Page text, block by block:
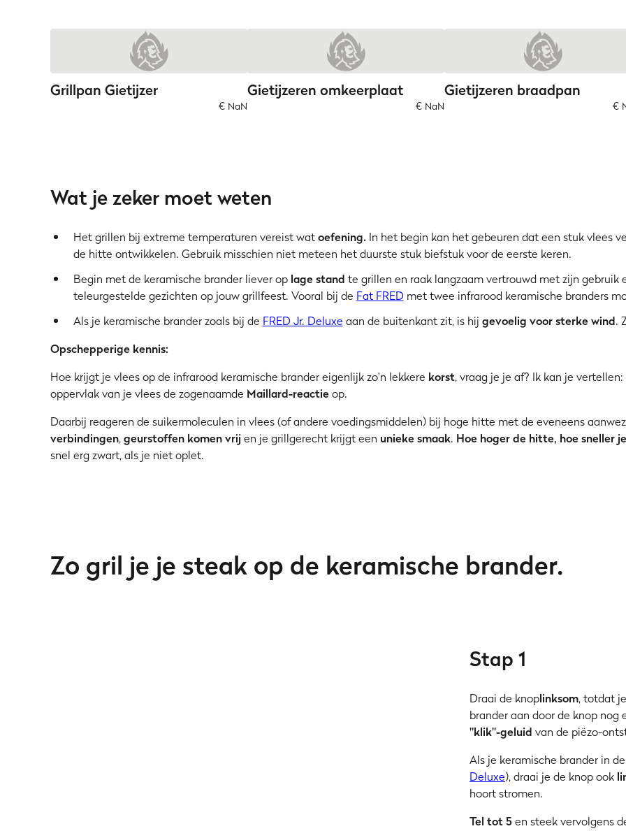
Grillpan Gietijzer
€ NaN
Gietijzeren omkeerplaat
€ NaN
Gietijzeren braadpan
€
Wat je zeker moet weten
Het grillen bij extreme temperaturen vereist watoefening.In het begin kan het gebeuren dat een stuk vlees
de hitte ontwikkelen. Gebruik misschien niet meteen het duurste stuk biefstuk voor de eerste keren.
Begin met de keramische brander liever op lage stand te grillen en raak langzaam vertrouwd met zijn
teleurgestelde gezichten op jouw grillfeest. Vooral bij de Fat FRED met twee infrarood keramische branders
Als je keramische brander zoals bij de FRED Jr. Deluxe aan de buitenkant zit, is hij gevoelig voor sterke wind.
Opschepperige kennis:
Hoe krijgt je vlees op de infrarood keramische brander eigenlijk zo'n lekkere korst, vraag je je af? Ik kan je
oppervlak van je vlees de zogenaamde Maillard-reactieop.
Daarbij reageren de suikermoleculen in vlees (of andere voedingsmiddelen) bij hoge hitte met de eveneens
verbindingen,geurstoffen komen vrijen je grillgerecht krijgt een unieke smaak. Hoe hoger de hitte, hoe sneller
snel erg zwart, als je niet oplet.
Zo gril je je steak op de keramische brander.
Stap 1
Draai de knoplinksom, totdat
brander aan door de knop nog
"klik"-geluid van de piëzo-
Als je keramische brander in
Deluxe), draai je de knop ook
hoort stromen.
Tel tot 5en steek vervolgens